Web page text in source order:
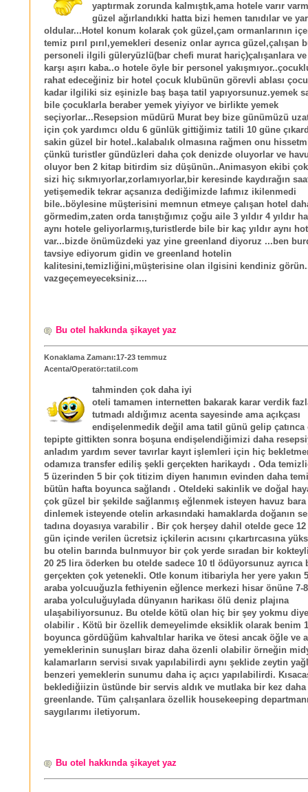
yaptırmak zorunda kalmıştık,ama hotele varır
güzel ağırlandıkki hatta bizi hemen tanıdılar ve
oldular...Hotel konum kolarak çok güzel,çam ormanlarının
temiz pırıl pırıl,yemekleri deseniz onlar ayrıca güzel,çalışan
personeli ilgili güleryüzlü(bar chefi murat hariç)çalışanlara
karşı aşırı kaba..o hotele öyle bir personel
rahat edeceğiniz bir hotel çocuk klubünün görevli ablası
kadar ilgiliki siz eşinizle baş başa tatil yapıyorsunuz.yemek
bile çocuklarla beraber yemek yiyiyor ve birlikte yemek
seçiyorlar...Resepsion müdürü Murat bey bize günümüzü
için çok yardımcı oldu 6 günlük gittiğimiz tatili 10 güne
sakin güzel bir hotel..kalabalık olmasına rağmen onu
çünkü turistler gündüzleri daha çok denizde oluyorlar ve
oluyor ben 2 kitap bitirdim siz düşünün..Animasyon ekibi çok
sizi hiç sıkmıyorlar,zorlamıyorlar,bir keresinde kaydırağın
yetişemedik tekrar açsanıza dediğimizde lafımız ikilenmedi
bile..böylesine müşterisini memnun etmeye çalışan hotel
görmedim,zaten orda tanıştığımız çoğu aile 3 yıldır 4 yıldır
aynı hotele geliyorlarmış,turistlerde bile bir kaç yıldır aynı
var...bizde önümüzdeki yaz yine greenland diyoruz ...ben
tavsiye ediyorum gidin ve greenland hotelin
kalitesini,temizliğini,müşterisine olan ilgisini kendiniz
vazgeçemeyeceksiniz....
Bu otel hakkında şikayet yaz
Konaklama Zamanı:17-23 temmuz
Acenta/Operatör:tatil.com
tahminden çok daha iyi
oteli tamamen internetten bakarak karar verdik
tutmadı aldığımız acenta sayesinde ama açıkçası
endişelenmedik değil ama tatil günü gelip çatınca
tepipte gittikten sonra boşuna endişelendiğimizi daha
anladım yardım sever tavırlar kayıt işlemleri için hiç
odamıza transfer ediliş şekli gerçekten harikaydı . Oda
5 üzerinden 5 bir çok titizim diyen hanımın evinden daha
bütün hafta boyunca sağlandı . Oteldeki sakinlik ve doğal
çok güzel bir şekilde sağlanmış eğlenmek isteyen havuz bara
dinlemek isteyende otelin arkasındaki hamaklarda doğanın
tadına doyasıya varabilir . Bir çok herşey dahil otelde gece
gün içinde verilen ücretsiz içkilerin acısını çıkartırcasına
bu otelin barında bulnmuyor bir çok yerde sıradan bir
20 25 lira öderken bu otelde sadece 10 tl ödüyorsunuz ayrıca
gerçekten çok yetenekli. Otle konum itibariyla her yere yakın
araba yolcuuğuzla fethiyenin eğlence merkezi hisar önüne 7-
araba yolculuğuylada dünyanın harikası ölü deniz plajına
ulaşabiliyorsunuz. Bu otelde kötü olan hiç bir şey yokmu
olabilir . Kötü bir özellik demeyelimde eksiklik olarak benim
boyunca gördüğüm kahvaltılar harika ve ötesi ancak öğle ve
yemeklerinin sunuşları biraz daha özenli olabilir örneğin
kalamarların servisi sıvak yapılabilirdi aynı şeklide zeytin
benzeri yemeklerin sunumu daha iç açıcı yapılabilirdi.
beklediğiizin üstünde bir servis aldık ve mutlaka bir kez
greenlande. Tüm çalışanlara özellik housekeeping
saygılarımı iletiyorum.
Bu otel hakkında şikayet yaz